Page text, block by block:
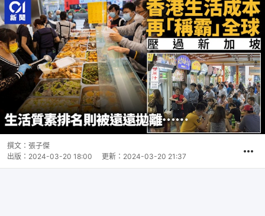
撰文： 張子傑
出版： 2024-03-20 18:00 更新： 2024-03-20 21:37